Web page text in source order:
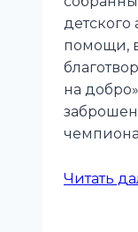
детского
помощи,
на
Читать